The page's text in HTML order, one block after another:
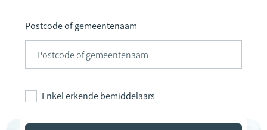
Postcode of gemeentenaam
Enkel erkende bemiddelaars